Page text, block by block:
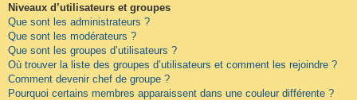
Niveaux d’utilisateurs et groupes
Que sont les administrateurs ?
Que sont les modérateurs ?
Que sont les groupes d’utilisateurs ?
Où trouver la liste des groupes d’utilisateurs et comment les rejoindre ?
Comment devenir chef de groupe ?
Pourquoi certains membres apparaissent dans une couleur différente ?